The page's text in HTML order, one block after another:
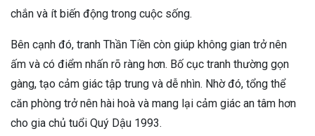
chắn và ít biến động trong cuộc sống.
Bên cạnh đó, tranh Thần Tiền còn giúp không gian trở nên
ấm và có điểm nhấn rõ ràng hơn. Bố cục tranh thường gọn
gàng, tạo cảm giác tập trung và dễ nhìn. Nhờ đó, tổng thể
căn phòng trở nên hài hoà và mang lại cảm giác an tâm hơn
cho gia chủ tuổi Quý Dậu 1993.